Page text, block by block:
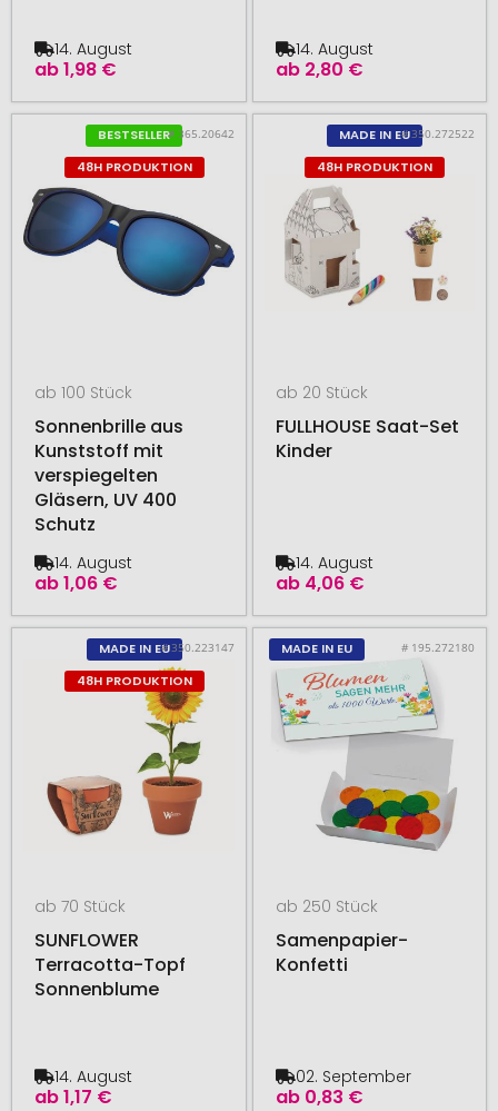
ab1,98 €
14. August
ab 2,80 €
14. August
BESTSELLER
48H PRODUKTION
# 365.20642
ab 100 Stück
Sonnenbrille aus
Kunststoff mit
verspiegelten
Gläsern, UV 400
Schutz
ab1,06 €
14. August
MADE IN EU
48H PRODUKTION
# 350.272522
ab 20 Stück
FULLHOUSE Saat-Set
Kinder
ab 4,06 €
14. August
MADE IN EU
48H PRODUKTION
# 350.223147
ab 70 Stück
SUNFLOWER
Terracotta-Topf
Sonnenblume
ab1,17 €
14. August
MADE IN EU # 195.272180
ab 250 Stück
Samenpapier-
Konfetti
ab 0,83 €
02. September